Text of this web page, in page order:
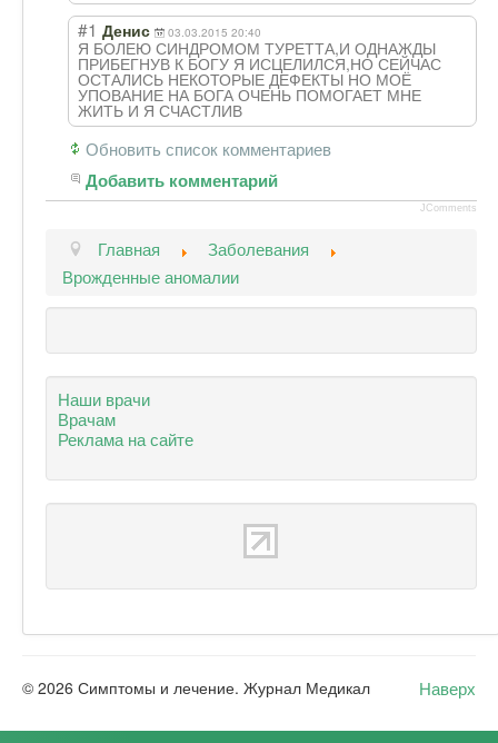
#1 Денис 03.03.2015 20:40
Я БОЛЕЮ СИНДРОМОМ ТУРЕТТА,И ОДНАЖДЫ
ПРИБЕГНУВ К БОГУ Я ИСЦЕЛИЛСЯ,НО СЕЙЧАС
ОСТАЛИСЬ НЕКОТОРЫЕ ДЕФЕКТЫ НО МОЁ
УПОВАНИЕ НА БОГА ОЧЕНЬ ПОМОГАЕТ МНЕ
ЖИТЬ И Я СЧАСТЛИВ
Обновить список комментариев
Добавить комментарий
JComments
Главная
Заболевания
Врожденные аномалии
Наши врачи
Врачам
Реклама на сайте
Наверх
© 2026 Симптомы и лечение. Журнал Медикал